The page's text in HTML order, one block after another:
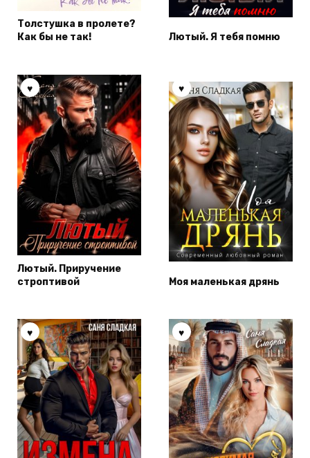
Толстушка в пролете?
Как бы не так!
Лютый. Я тебя помню
Лютый. Приручение
строптивой
Моя маленькая дрянь